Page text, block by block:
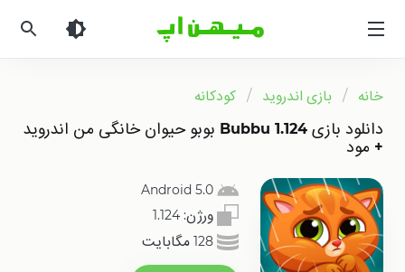
اندروید
و
اندروید
خانه بازی اندروید کودکانه
دانلود بازی 1.124 Bubbu بوبو حیوان خانگی من اندروید
+ مود
Android 5.0
ورژن: 1.124
128 مگابایت